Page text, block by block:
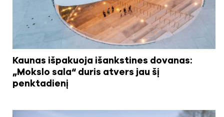
Kaunas išpakuoja išankstines dovanas:
„Mokslo sala“ duris atvers jau šį
penktadienį